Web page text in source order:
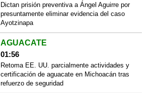
Dictan prisión preventiva a Ángel Aguirre por
presuntamente eliminar evidencia del caso
Ayotzinapa
AGUACATE
01:56
Retoma EE. UU. parcialmente actividades y
certificación de aguacate en Michoacán tras
refuerzo de seguridad